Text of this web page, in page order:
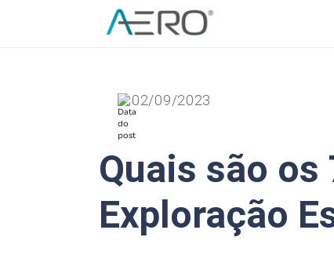
02/09/2023
Quais são
Exploração